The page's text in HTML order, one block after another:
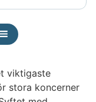
viktigaste
stora koncerner